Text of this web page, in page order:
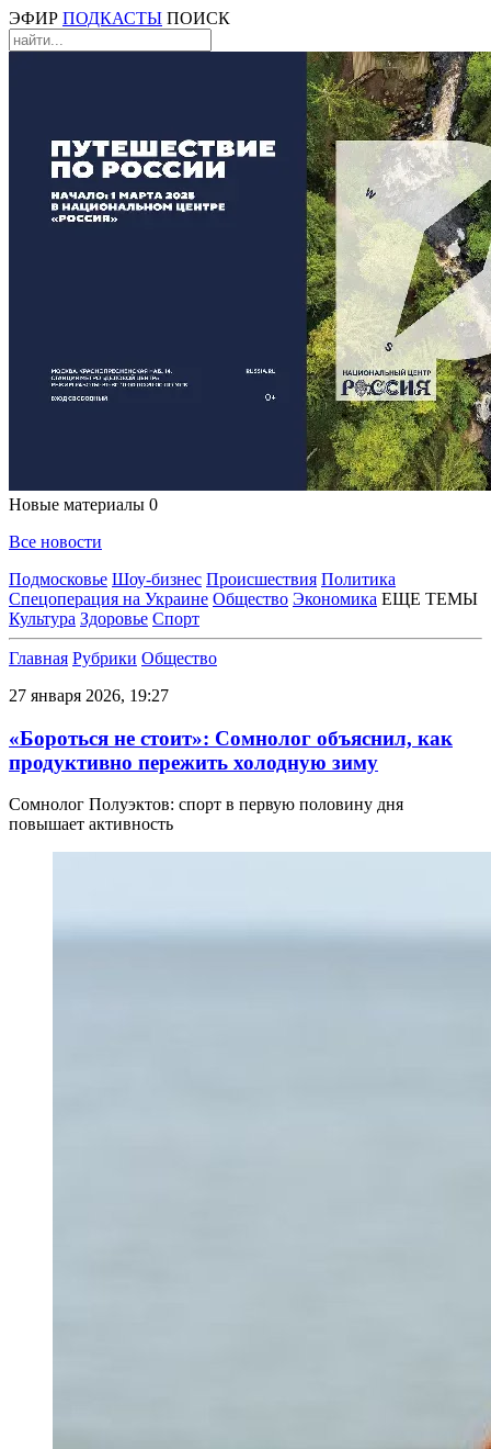
ЭФИР ПОДКАСТЫ ПОИСК
Новые материалы 0
Все новости
Подмосковье Шоу-бизнес Происшествия Политика
Спецоперация на Украине Общество Экономика ЕЩЕ ТЕМЫ
Культура Здоровье Спорт
Главная Рубрики Общество
27 января 2026, 19:27
«Бороться не стоит»: Сомнолог объяснил, как
продуктивно пережить холодную зиму
Сомнолог Полуэктов: спорт в первую половину дня
повышает активность